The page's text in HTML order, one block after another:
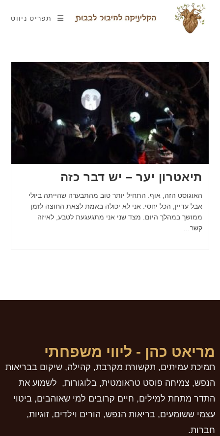
תפריט ניווט
תיאטרון יער – יש דבר כזה
האוגוסט הזה, אוף. התחיל יותר טוב מהתבערה שהייתה ביולי
אבל עדיין, הכל יחסי. אני לא יכולה באמת לצאת החוצה לזמן
ממושך במהלך היום. מצד שני אני מתגעגעת לטבע, לאיזה
קשר…
מריאט כהן - ליווי משפחתי
תמיכת עמיתים, תקשורת מקרבת, קהילה, שיקום בבריאות
הנפש, צמיחה פוסט טראומטית, בלוגורות, לשמוע את
התדר מתחת למילים, חיים קרובים למי שאוהבים, ביטוי
עצמי ששומעים, בריאות הנפש, הורים וילדים, זוגיות,
חברות.